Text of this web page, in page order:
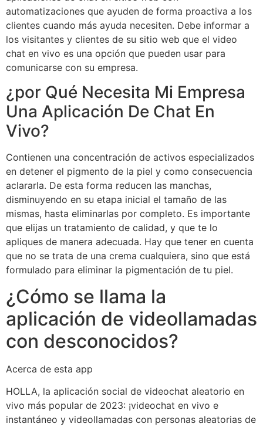
automatizaciones que ayuden de forma proactiva a los
clientes cuando más ayuda necesiten. Debe informar a
los visitantes y clientes de su sitio web que el video
chat en vivo es una opción que pueden usar para
comunicarse con su empresa.
¿por Qué Necesita Mi Empresa
Una Aplicación De Chat En
Vivo?
Contienen una concentración de activos especializados
en detener el pigmento de la piel y como consecuencia
aclararla. De esta forma reducen las manchas,
disminuyendo en su etapa inicial el tamaño de las
mismas, hasta eliminarlas por completo. Es importante
que elijas un tratamiento de calidad, y que te lo
apliques de manera adecuada. Hay que tener en cuenta
que no se trata de una crema cualquiera, sino que está
formulado para eliminar la pigmentación de tu piel.
¿Cómo se llama la
aplicación de videollamadas
con desconocidos?
Acerca de esta app
HOLLA, la aplicación social de videochat aleatorio en
vivo más popular de 2023: ¡videochat en vivo e
instantáneo y videollamadas con personas aleatorias de